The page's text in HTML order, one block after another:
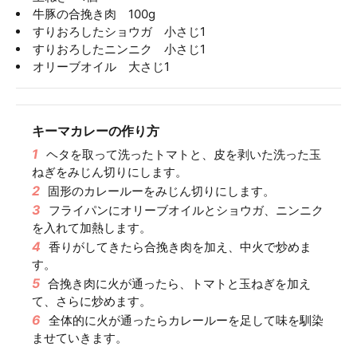
牛豚の合挽き肉 100g
すりおろしたショウガ 小さじ1
すりおろしたニンニク 小さじ1
オリーブオイル 大さじ1
キーマカレーの作り方
1 ヘタを取って洗ったトマトと、皮を剥いた洗った玉
ねぎをみじん切りにします。
2 固形のカレールーをみじん切りにします。
3
フライパンにオリーブオイルとショウガ、ニンニク
を入れて加熱します。
4 香りがしてきたら合挽き肉を加え、中火で炒めま
す。
5 合挽き肉に火が通ったら、トマトと玉ねぎを加え
て、さらに炒めます。
6 全体的に火が通ったらカレールーを足して味を馴染
ませていきます。